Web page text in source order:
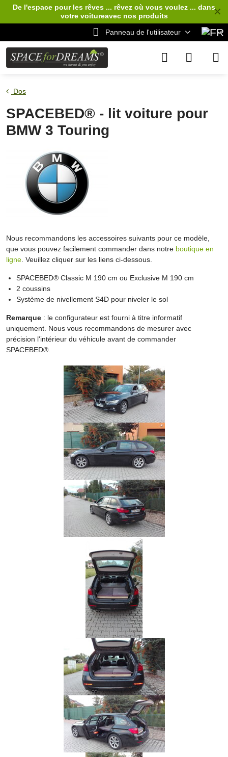
✕
De l'espace pour les rêves ... rêvez où vous voulez ... dans
votre voitureavec nos produits
Panneau de l'utilisateur
Dos
SPACEBED® - lit voiture pour
BMW 3 Touring
Nous recommandons les accessoires suivants pour ce modèle,
que vous pouvez facilement commander dans notre boutique en
ligne . Veuillez cliquer sur les liens ci-dessous.
SPACEBED® Classic M 190 cm ou Exclusive M 190 cm
2 coussins
Système de nivellement S4D pour niveler le sol
Remarque : le configurateur est fourni à titre informatif
uniquement. Nous vous recommandons de mesurer avec
précision l'intérieur du véhicule avant de commander
SPACEBED®.